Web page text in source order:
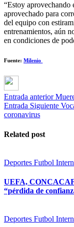
“Estoy aprovechando
aprovechado para
del equipo con
entrenamientos, aún
en condiciones de
Fuente: Milenio
Entrada anterior
Entrada Siguiente
coronavirus
Related post
Deportes Futbol
UEFA,
“pérdida de
Deportes Futbol